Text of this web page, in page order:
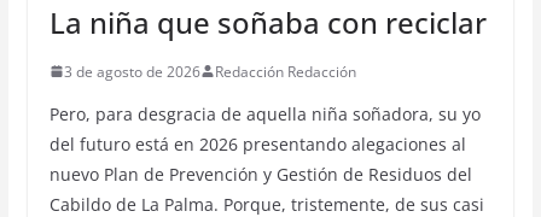
La niña que soñaba con reciclar
3 de agosto de 2026 Redacción Redacción
Pero, para desgracia de aquella niña soñadora, su yo
del futuro está en 2026 presentando alegaciones al
nuevo Plan de Prevención y Gestión de Residuos del
Cabildo de La Palma. Porque, tristemente, de sus casi